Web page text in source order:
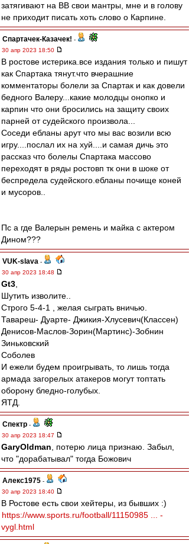
затягивают на ВВ свои мантры, мне и в голову
не приходит писать хоть слово о Карпине.
Спартачек-Казачек! -
30 апр 2023 18:50
В ростове истерика.все издания только и пишут
как Спартака тянут.что вчерашние
комментаторы болели за Спартак и как довели
бедного Валеру...какие молодцы онопко и
карпин что они бросились на защиту своих
парней от судейского произвола...
Соседи ебланы арут что мы вас возили всю
игру....послал их на хуй....и самая дичь это
рассказ что болелы Спартака массово
переходят в ряды ростовп тк они в шоке от
беспредела судейского.ебланы почище коней
и мусоров..
Пс а где Валерын ремень и майка с актером
Дином???
VUK-slava -
30 апр 2023 18:48
Gt3
Шутить изволите..
Строго 5-4-1 , желая сыграть вничью.
Тавареш- Дуарте- Джикия-Хлусевич(Классен)
Денисов-Маслов-Зорин(Мартинс)-Зобнин
Зиньковский
Соболев
И ежели будем проигрывать, то лишь тогда
армада загорелых атакеров могут топтать
оборону бледно-голубых.
ЯТД.
Спектр -
30 апр 2023 18:47
GaryOldman , потерю лица признаю. Забыл,
что "дорабатывал" тогда Божович
Алекс1975 -
30 апр 2023 18:40
В Ростове есть свои хейтеры, из бывших :)
https://www.sports.ru/football/11150985 ... -
vygl.html